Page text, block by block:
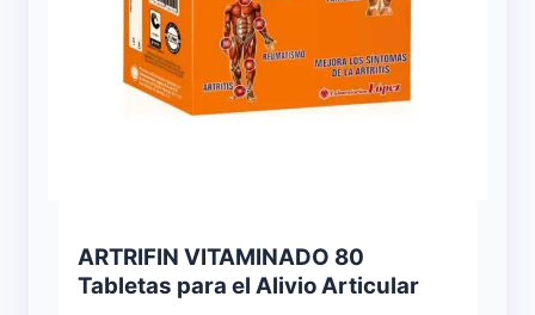
ARTRIFIN VITAMINADO 80
Tabletas para el Alivio Articular